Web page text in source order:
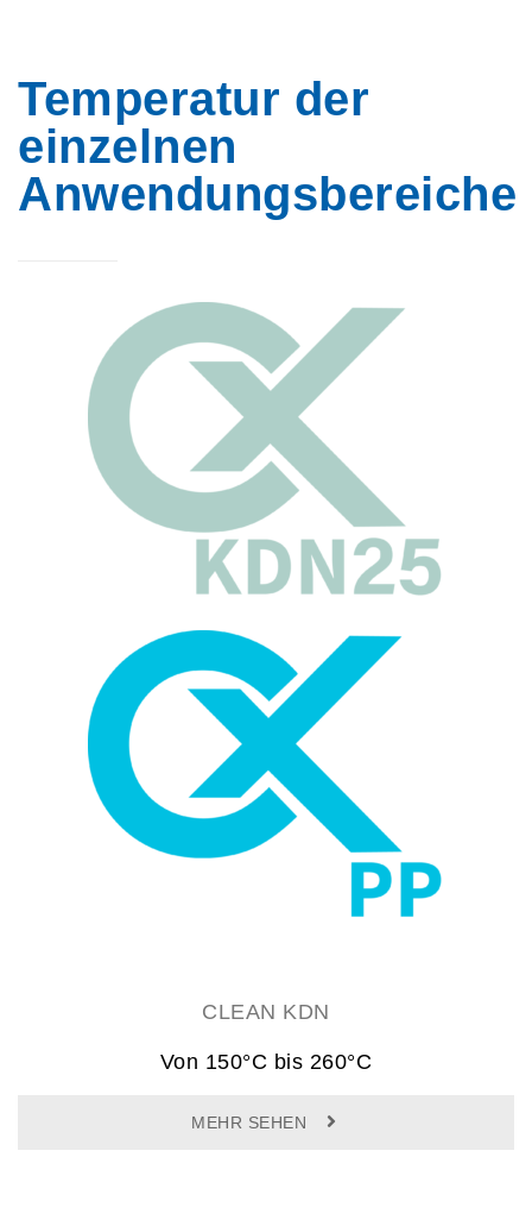
Temperatur der
einzelnen
Anwendungsbereiche
CLEAN KDN
Von 150°C bis 260°C
MEHR SEHEN